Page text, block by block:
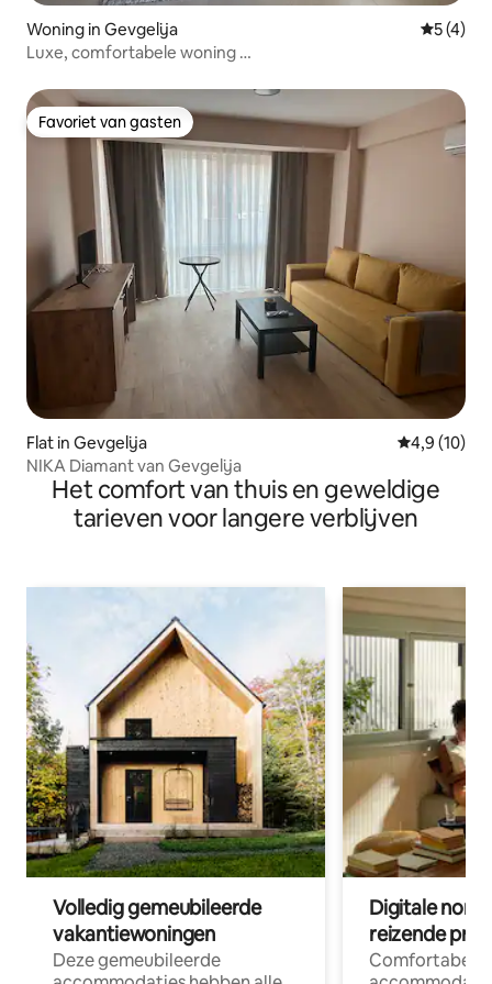
Woning in Gevgelija
5 (4)
Luxe, comfortabele woning …
Favoriet van gasten
Favoriet van gasten
Flat in Gevgelija
4,9 (10)
NIKA Diamant van Gevgelija
Het comfort van thuis en geweldige
tarieven voor langere verblijven
Volledig gemeubileerde
vakantiewoningen
Deze gemeubileerde
Digitale
reizende
Comfortabele